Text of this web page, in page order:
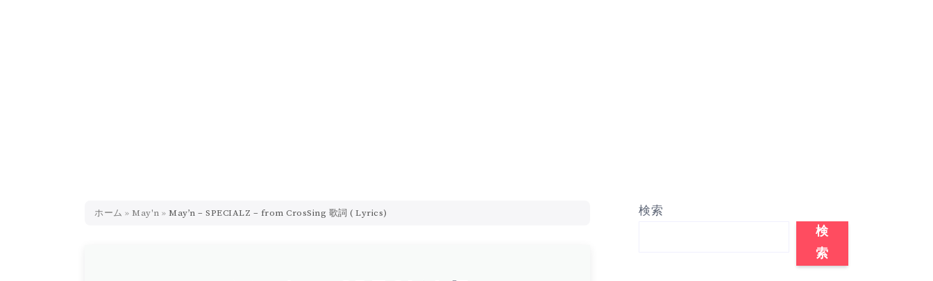
ホーム » May'n » May’n – SPECIALZ – from CrosSing 歌詞 ( Lyrics) 検索
検
索